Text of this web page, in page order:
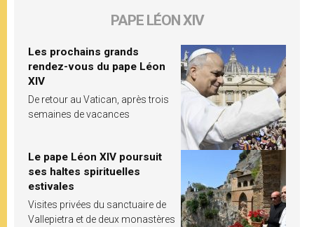
PAPE LÉON XIV
Les prochains grands
rendez-vous du pape Léon
XIV
De retour au Vatican, après trois
semaines de vacances
Le pape Léon XIV poursuit
ses haltes spirituelles
estivales
Visites privées du sanctuaire de
Vallepietra et de deux monastères